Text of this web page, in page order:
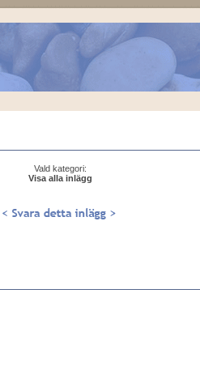
Vald kategori:
Visa alla inlägg